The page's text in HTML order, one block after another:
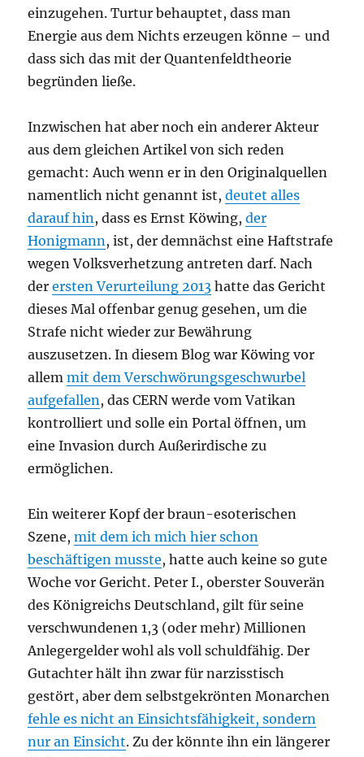
einzugehen. Turtur behauptet, dass man
Energie aus dem Nichts erzeugen könne – und
dass sich das mit der Quantenfeldtheorie
begründen ließe.
Inzwischen hat aber noch ein anderer Akteur
aus dem gleichen Artikel von sich reden
gemacht: Auch wenn er in den Originalquellen
namentlich nicht genannt ist,deutet alles
darauf hin, dass es Ernst Köwing,der
Honigmann, ist, der demnächst eine Haftstrafe
wegen Volksverhetzung antreten darf. Nach
derersten Verurteilung 2013 hatte das Gericht
dieses Mal offenbar genug gesehen, um die
Strafe nicht wieder zur Bewährung
auszusetzen. In diesem Blog war Köwing vor
allemmit dem Verschwörungsgeschwurbel
aufgefallen, das CERN werde vom Vatikan
kontrolliert und solle ein Portal öffnen, um
eine Invasion durch Außerirdische zu
ermöglichen.
Ein weiterer Kopf der braun-esoterischen
Szene,mit dem ich mich hier schon
beschäftigen musste, hatte auch keine so gute
Woche vor Gericht. Peter I., oberster Souverän
des Königreichs Deutschland, gilt für seine
verschwundenen 1,3 (oder mehr) Millionen
Anlegergelder wohl als voll schuldfähig. Der
Gutachter hält ihn zwar für narzisstisch
gestört, aber dem selbstgekrönten Monarchen
fehle es nicht an Einsichtsfähigkeit, sondern
nur an Einsicht. Zu der könnte ihn ein längerer